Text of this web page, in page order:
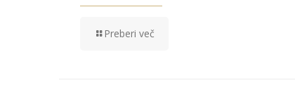
Preberi več